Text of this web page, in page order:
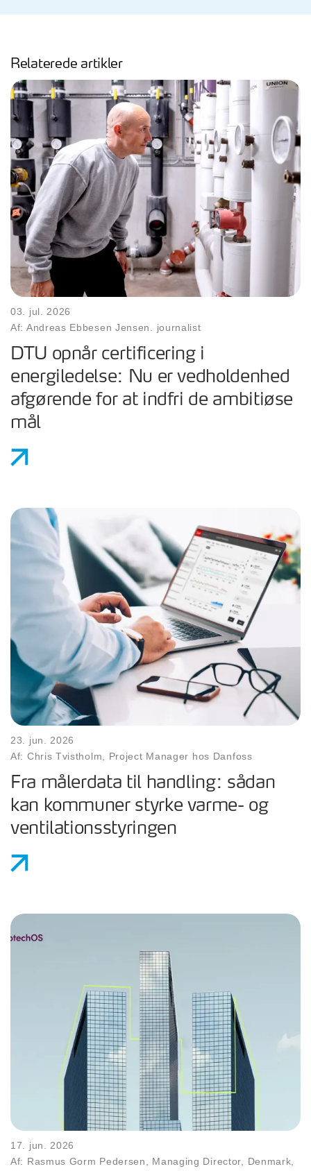
Relaterede artikler
03. jul. 2026
Af: Andreas Ebbesen Jensen. journalist
DTU opnår certificering i
energiledelse: Nu er vedholdenhed
afgørende for at indfri de ambitiøse
mål
23. jun. 2026
Af: Chris Tvistholm, Project Manager hos Danfoss
Fra målerdata til handling: sådan
kan kommuner styrke varme- og
ventilationsstyringen
17. jun. 2026
Af: Rasmus Gorm Pedersen, Managing Director, Denmark,